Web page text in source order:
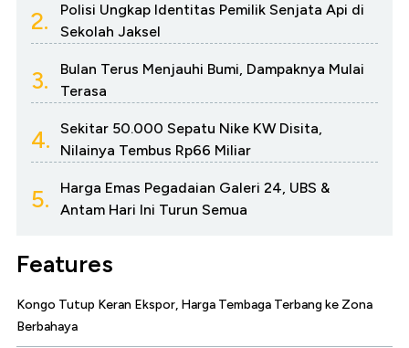
2.
Polisi Ungkap Identitas Pemilik Senjata Api di
Sekolah Jaksel
3.
Bulan Terus Menjauhi Bumi, Dampaknya Mulai
Terasa
4.
Sekitar 50.000 Sepatu Nike KW Disita,
Nilainya Tembus Rp66 Miliar
5.
Harga Emas Pegadaian Galeri 24, UBS &
Antam Hari Ini Turun Semua
Features
Kongo Tutup Keran Ekspor, Harga Tembaga Terbang ke Zona
Berbahaya